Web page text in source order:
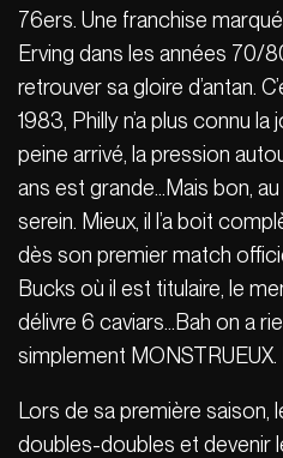
76ers. Une franchise
Erving dans les années 70/
retrouver sa gloire d’antan.
1983, Philly n’a plus connu la
peine arrivé, la pression
ans est grande…Mais bon,
serein. Mieux, il l’a boit
dès son premier match
Bucks où il est titulaire, le
délivre 6 caviars…Bah on a
simplement MONSTRUEUX.
Lors de sa première saison,
doubles-doubles et devenir